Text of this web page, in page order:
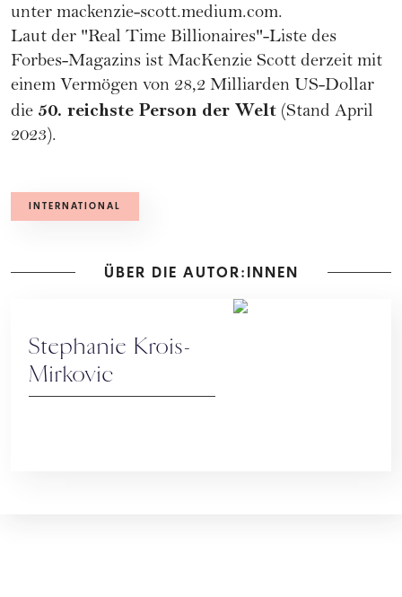
unter mackenzie-scott.medium.com.
Laut der "Real Time Billionaires"-Liste des
Forbes-Magazins ist MacKenzie Scott derzeit mit
einem Vermögen von 28,2 Milliarden US-Dollar
die 50. reichste Person der Welt (Stand April
2023).
INTERNATIONAL
ÜBER DIE AUTOR:INNEN
Stephanie Krois-
Mirkovic